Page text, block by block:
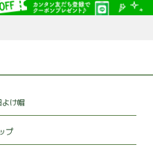
け帽
プ